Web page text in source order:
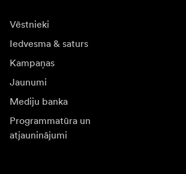
Vēstnieki
Iedvesma & saturs
Kampaņas
Jaunumi
Mediju banka
Programmatūra un
atjauninājumi